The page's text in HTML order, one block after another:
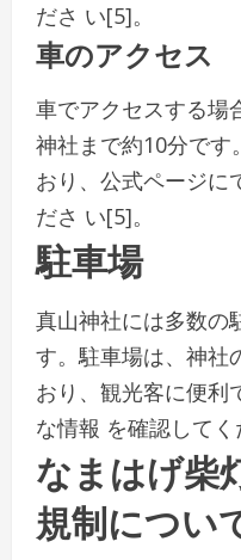
ださ い[5]。
車のアクセス
車でアクセスする場
神社まで約10分です
おり、公式ページに
ださ い[5]。
駐車場
真山神社には多数の
す。駐車場は、神社
おり、観光客に便利
な情報 を確認してく
なまはげ柴
規制につい